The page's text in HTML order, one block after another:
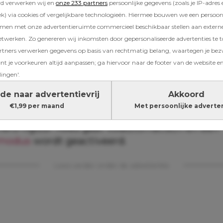
verwerken wij en onze 233 partners persoonlijke gegevens (zoals je IP-adres
via cookies of vergelijkbare technologieën. Hiermee bouwen we een
met onze advertentieruimte commercieel beschikbaar stellen aan
Zo genereren wij inkomsten door gepersonaliseerde advertenties te
verwerken gegevens op basis van rechtmatig belang, waartegen je
je voorkeuren altijd aanpassen; ga hiervoor naar de footer van de website
naar advertentievrij
€1,99 per maand
Akkoord
Met persoonlijke
een paar jaar geleden op een
Er was een grote spiegel op de hand van
Mijn man en ik stonden beiden in de
enorme klap uit haar kamertje hoorden
seconden doodse stilte voor we gehuil
het moment dat je als ouder weet ‘dit is niet
je letterlijk alles uit je handen vallen en
-figuur. Alles gaat volautomatisch en een
wordt geactiveerd.